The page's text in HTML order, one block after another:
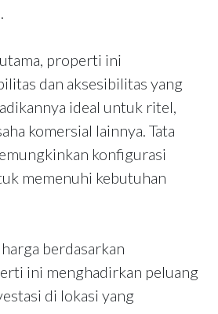
properti ini
dan aksesibilitas yang
ideal untuk ritel,
komersial lainnya. Tata
konfigurasi
memenuhi kebutuhan
berdasarkan
ini menghadirkan peluang
di lokasi yang